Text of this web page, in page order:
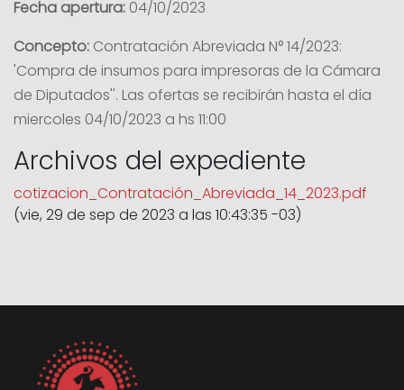
Fecha apertura: 04/10/2023
Concepto: Contratación Abreviada N° 14/2023:
'Compra de insumos para impresoras de la Cámara
de Diputados''. Las ofertas se recibirán hasta el día
miercoles 04/10/2023 a hs 11:00
Archivos del expediente
cotizacion_Contratación_Abreviada_14_2023.pdf
(vie, 29 de sep de 2023 a las 10:43:35 -03)